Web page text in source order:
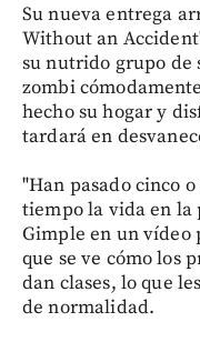
Su nueva entrega
Without an
su nutrido grupo de
zombi
hecho su hogar y
tardará en
"Han pasado cinco
tiempo la vida en la
Gimple en un vídeo
que se ve cómo los
dan clases, lo que
de normalidad.